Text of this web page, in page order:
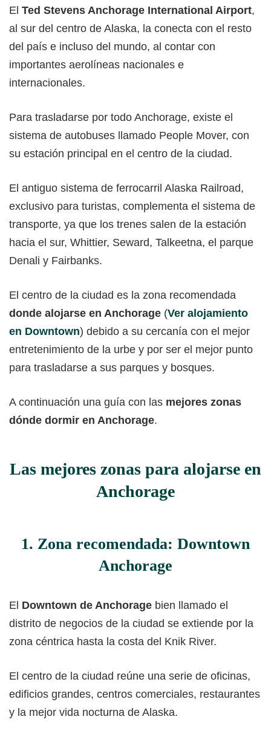
El Ted Stevens Anchorage International Airport,
al sur del centro de Alaska, la conecta con el resto
del país e incluso del mundo, al contar con
importantes aerolíneas nacionales e
internacionales.
Para trasladarse por todo Anchorage, existe el
sistema de autobuses llamado People Mover, con
su estación principal en el centro de la ciudad.
El antiguo sistema de ferrocarril Alaska Railroad,
exclusivo para turistas, complementa el sistema de
transporte, ya que los trenes salen de la estación
hacia el sur, Whittier, Seward, Talkeetna, el parque
Denali y Fairbanks.
El centro de la ciudad es la zona recomendada
donde alojarse en Anchorage (Ver alojamiento
en Downtown) debido a su cercanía con el mejor
entretenimiento de la urbe y por ser el mejor punto
para trasladarse a sus parques y bosques.
A continuación una guía con las mejores zonas
dónde dormir en Anchorage.
Las mejores zonas para alojarse en
Anchorage
1. Zona recomendada: Downtown
Anchorage
El Downtown de Anchorage bien llamado el
distrito de negocios de la ciudad se extiende por la
zona céntrica hasta la costa del Knik River.
El centro de la ciudad reúne una serie de oficinas,
edificios grandes, centros comerciales, restaurantes
y la mejor vida nocturna de Alaska.